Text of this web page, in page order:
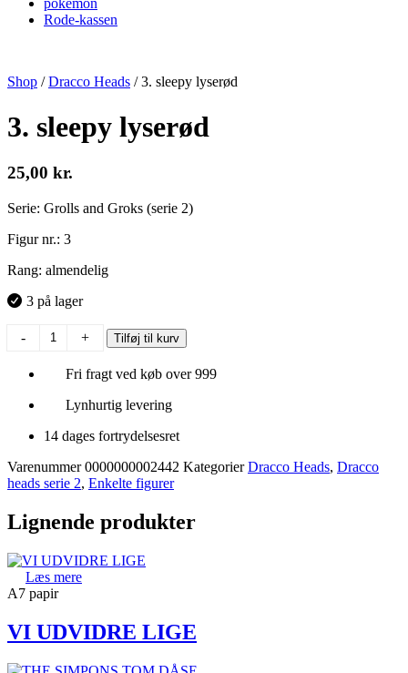
pokemon
Rode-kassen
Shop /Dracco Heads /3. sleepy lyserød
3. sleepy lyserød
25,00 kr.
Serie: Grolls and Groks (serie 2)
Figur nr.: 3
Rang: almendelig
3 på lager
-
antal
+ Tilføj til kurv
Fri fragt ved køb over 999
Lynhurtig levering
14 dages fortrydelsesret
Varenummer0000000002442 Kategorier Dracco Heads, Dracco
heads serie 2, Enkelte figurer
Lignende produkter
Læs mere
A7 papir
VI UDVIDRE LIGE